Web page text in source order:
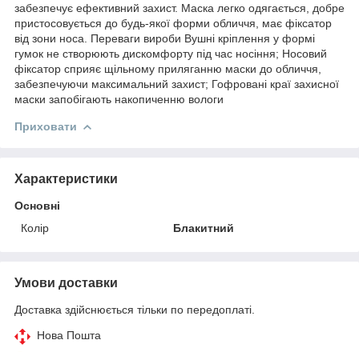
забезпечує ефективний захист. Маска легко одягається, добре
пристосовується до будь-якої форми обличчя, має фіксатор
від зони носа. Переваги вироби Вушні кріплення у формі
гумок не створюють дискомфорту під час носіння; Носовий
фіксатор сприяє щільному приляганню маски до обличчя,
забезпечуючи максимальний захист; Гофровані краї захисної
маски запобігають накопиченню вологи
Приховати
Характеристики
Основні
Колір
Блакитний
Умови доставки
Доставка здійснюється тільки по передоплаті.
Нова Пошта